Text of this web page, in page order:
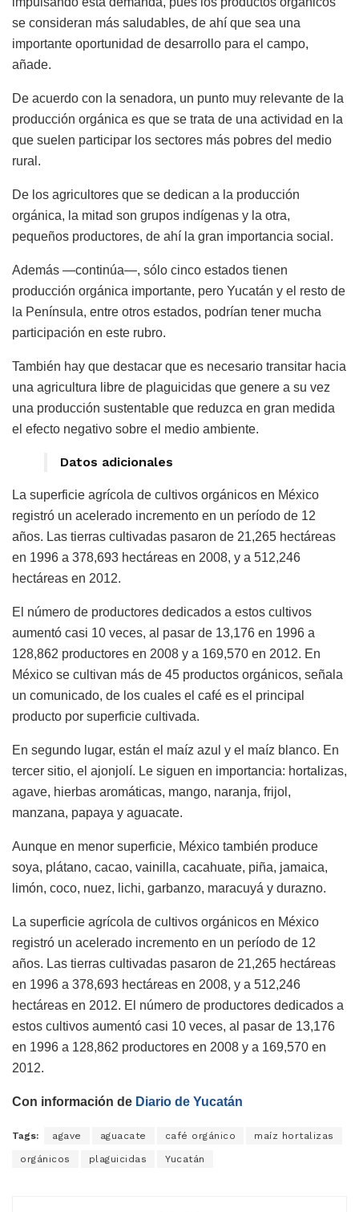
se consideran más saludables, de ahí que sea una
importante oportunidad de desarrollo para el campo,
añade.
De acuerdo con la senadora, un punto muy relevante de la
producción orgánica es que se trata de una actividad en la
que suelen participar los sectores más pobres del medio
rural.
De los agricultores que se dedican a la producción
orgánica, la mitad son grupos indígenas y la otra,
pequeños productores, de ahí la gran importancia social.
Además —continúa—, sólo cinco estados tienen
producción orgánica importante, pero Yucatán y el resto de
la Península, entre otros estados, podrían tener mucha
participación en este rubro.
También hay que destacar que es necesario transitar hacia
una agricultura libre de plaguicidas que genere a su vez
una producción sustentable que reduzca en gran medida
el efecto negativo sobre el medio ambiente.
Datos adicionales
La superficie agrícola de cultivos orgánicos en México
registró un acelerado incremento en un período de 12
años. Las tierras cultivadas pasaron de 21,265 hectáreas
en 1996 a 378,693 hectáreas en 2008, y a 512,246
hectáreas en 2012.
El número de productores dedicados a estos cultivos
aumentó casi 10 veces, al pasar de 13,176 en 1996 a
128,862 productores en 2008 y a 169,570 en 2012. En
México se cultivan más de 45 productos orgánicos, señala
un comunicado, de los cuales el café es el principal
producto por superficie cultivada.
En segundo lugar, están el maíz azul y el maíz blanco. En
tercer sitio, el ajonjolí. Le siguen en importancia: hortalizas,
agave, hierbas aromáticas, mango, naranja, frijol,
manzana, papaya y aguacate.
Aunque en menor superficie, México también produce
soya, plátano, cacao, vainilla, cacahuate, piña, jamaica,
limón, coco, nuez, lichi, garbanzo, maracuyá y durazno.
La superficie agrícola de cultivos orgánicos en México
registró un acelerado incremento en un período de 12
años. Las tierras cultivadas pasaron de 21,265 hectáreas
en 1996 a 378,693 hectáreas en 2008, y a 512,246
hectáreas en 2012. El número de productores dedicados a
estos cultivos aumentó casi 10 veces, al pasar de 13,176
en 1996 a 128,862 productores en 2008 y a 169,570 en
2012.
Con información de Diario de Yucatán
Tags: agave aguacate café orgánico maíz hortalizas
orgánicos plaguicidas Yucatán